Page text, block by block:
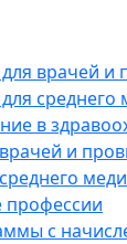
врачей и
среднего
в
и
профессии
с